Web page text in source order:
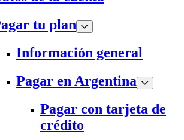
tu plan
Información general
Pagar en Argentina
Pagar con tarjeta de
crédito